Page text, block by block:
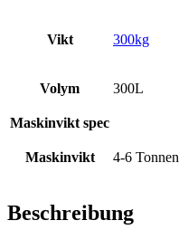
Vikt 300kg
Volym 300L
Maskinvikt spec
Maskinvikt 4-6 Tonnen
Beschreibung